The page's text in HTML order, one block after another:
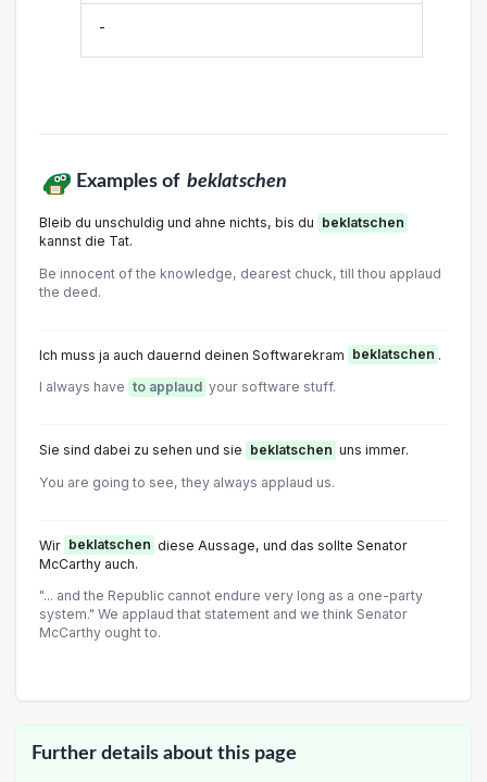
-
Examples of beklatschen
Bleib du unschuldig und ahne nichts, bis du beklatschen
kannst die Tat.
Be innocent of the knowledge, dearest chuck, till thou applaud
the deed.
Ich muss ja auch dauernd deinen Softwarekram beklatschen .
I always have to applaud your software stuff.
Sie sind dabei zu sehen und sie beklatschen uns immer.
You are going to see, they always applaud us.
Wir beklatschen diese Aussage, und das sollte Senator
McCarthy auch.
"... and the Republic cannot endure very long as a one-party
system." We applaud that statement and we think Senator
McCarthy ought to.
Further details about this page